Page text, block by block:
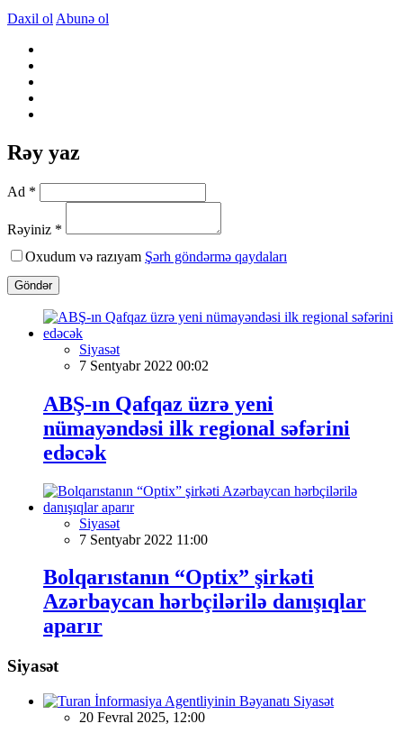
Daxil ol Abunə ol
Rəy yaz
Ad *
Rəyiniz *
Oxudum və razıyam Şərh göndərmə qaydaları
Göndər
Siyasət
7 Sentyabr 2022 00:02
ABŞ-ın Qafqaz üzrə yeni
nümayəndəsi ilk regional səfərini
edəcək
Siyasət
7 Sentyabr 2022 11:00
Bolqarıstanın “Optix” şirkəti
Azərbaycan hərbçilərilə danışıqlar
aparır
Siyasət
Siyasət
20 Fevral 2025, 12:00